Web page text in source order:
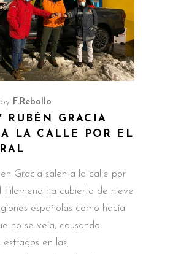
by F.Rebollo
RUBÉN GRACIA
LA CALLE POR EL
Gracia salen a la calle por
Filomena ha cubierto de nieve
españolas como hacía
no se veía, causando
en las